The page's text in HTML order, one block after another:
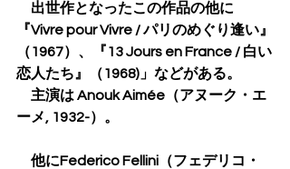
出世作となったこの作品の他に
『Vivre pour Vivre / パリのめぐり逢い』
（1967）、『13 Jours en France / 白い
恋人たち』（1968)」などがある。
主演は Anouk Aimée（アヌーク・エ
ーメ, 1932-）。
他にFederico Fellini（フェデリコ・